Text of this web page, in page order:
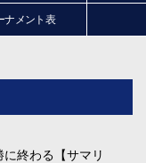
ナメント表
終わる【サマリ